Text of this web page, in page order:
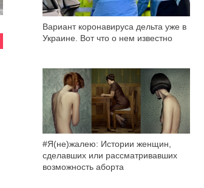
Вариант коронавируса дельта уже в
Украине. Вот что о нем известно
#Я(не)жалею: Истории женщин,
сделавших или рассматривавших
возможность аборта
176 751